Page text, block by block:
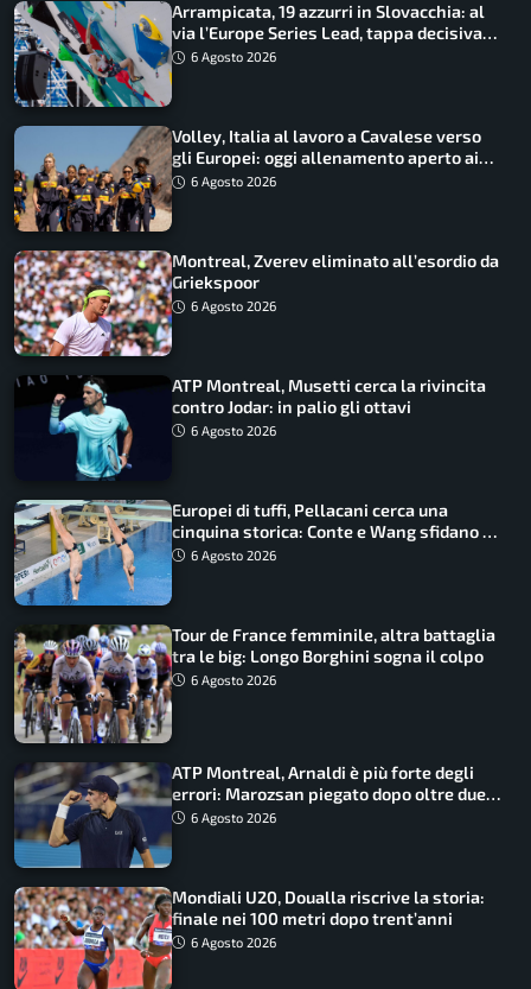
Arrampicata, 19 azzurri in Slovacchia: al
via l’Europe Series Lead, tappa decisiva
per la Speed
6 Agosto 2026
Volley, Italia al lavoro a Cavalese verso
gli Europei: oggi allenamento aperto ai
tifosi
6 Agosto 2026
Montreal, Zverev eliminato all’esordio da
Griekspoor
6 Agosto 2026
ATP Montreal, Musetti cerca la rivincita
contro Jodar: in palio gli ottavi
6 Agosto 2026
Europei di tuffi, Pellacani cerca una
cinquina storica: Conte e Wang sfidano la
piattaforma
6 Agosto 2026
Tour de France femminile, altra battaglia
tra le big: Longo Borghini sogna il colpo
6 Agosto 2026
ATP Montreal, Arnaldi è più forte degli
errori: Marozsan piegato dopo oltre due
ore6 Agosto 2026
Mondiali U20, Doualla riscrive la storia:
finale nei 100 metri dopo trent’anni
6 Agosto 2026